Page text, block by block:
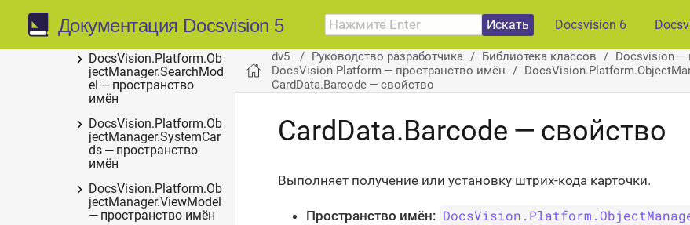
Документация Docsvision 5 Искать Docsvision 6
ParameterValueType —
перечисление
DocsVision.Platform.Ob
jectManager.SearchMod
el — пространство
имён
DocsVision.Platform.Ob
jectManager.SystemCar
ds — пространство
имён
DocsVision.Platform.Ob
jectManager.ViewModel
— пространство имён
dv5 Руководство разработчика Библиотека классов
Docsvision —
DocsVision.Platform — пространство имён
CardData.Barcode — свойство
CardData.Barcode — свойство
Выполняет получение или установку штрих-кода карточки.
Пространство имён: